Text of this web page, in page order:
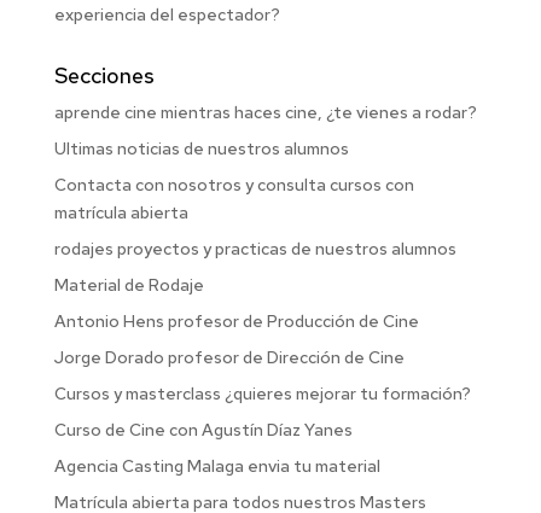
experiencia del espectador?
Secciones
aprende cine mientras haces cine, ¿te vienes a rodar?
Ultimas noticias de nuestros alumnos
Contacta con nosotros y consulta cursos con
matrícula abierta
rodajes proyectos y practicas de nuestros alumnos
Material de Rodaje
Antonio Hens profesor de Producción de Cine
Jorge Dorado profesor de Dirección de Cine
Cursos y masterclass ¿quieres mejorar tu formación?
Curso de Cine con Agustín Díaz Yanes
Agencia Casting Malaga envia tu material
Matrícula abierta para todos nuestros Masters